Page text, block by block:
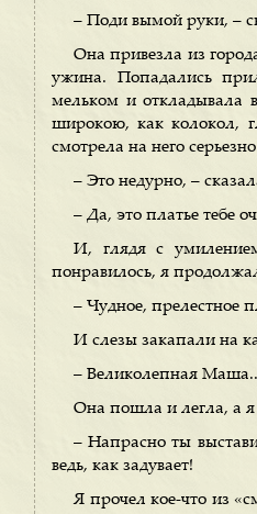
– Поди вымой руки, –
Она привезла из
ужина. Попадались
мельком и откладывала
широкою, как колокол,
смотрела на него
– Это недурно, –
– Да, это платье тебе
И, глядя с
понравилось, я
– Чудное, прелестное
И слезы закапали на
– Великолепная
Она пошла и легла, а
– Напрасно ты
ведь, как задувает!
Я прочел кое-что из